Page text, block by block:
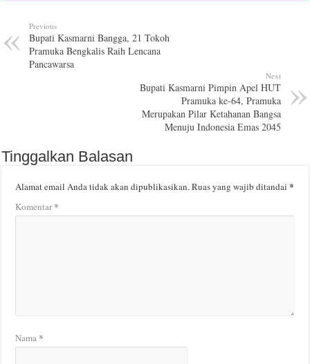
Previous
Bupati Kasmarni Bangga, 21 Tokoh
Pramuka Bengkalis Raih Lencana
Pancawarsa
Next
Bupati Kasmarni Pimpin Apel HUT
Pramuka ke-64, Pramuka
Merupakan Pilar Ketahanan Bangsa
Menuju Indonesia Emas 2045
Tinggalkan Balasan
Alamat email Anda tidak akan dipublikasikan.Ruas yang wajib ditandai*
Komentar*
Nama *